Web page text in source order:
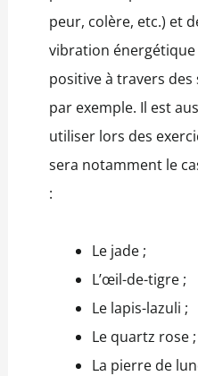
peur, colère, etc.) et
vibration
positive à travers
par exemple. Il est
utiliser lors des
sera notamment le
:
Le jade ;
L’œil-de-tigre ;
Le lapis-lazuli ;
Le quartz rose ;
La pierre de